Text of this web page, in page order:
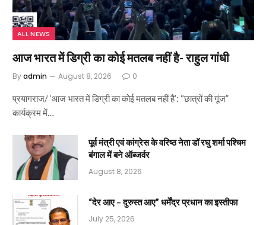
ALL NEWS
आज भारत में डिग्री का कोई मतलब नहीं है- राहुल गांधी
Byadmin August 8, 2026 0
प्रयागराज/ ‘आज भारत में डिग्री का कोई मतलब नहीं है’: “छात्रों की गूंज”
कार्यक्रम में…
पूर्व मंत्री एवं कांग्रेस के वरिष्ठ नेता डॉ रघु शर्मा पश्चिम
बंगाल में बने ऑब्जर्वर
August 8, 2026
“देर आए – दुरुस्त आए” धर्मेंद्र प्रधान का इस्तीफा
July 25, 2026